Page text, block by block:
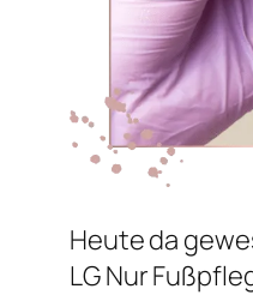
Heute da
LG Nur